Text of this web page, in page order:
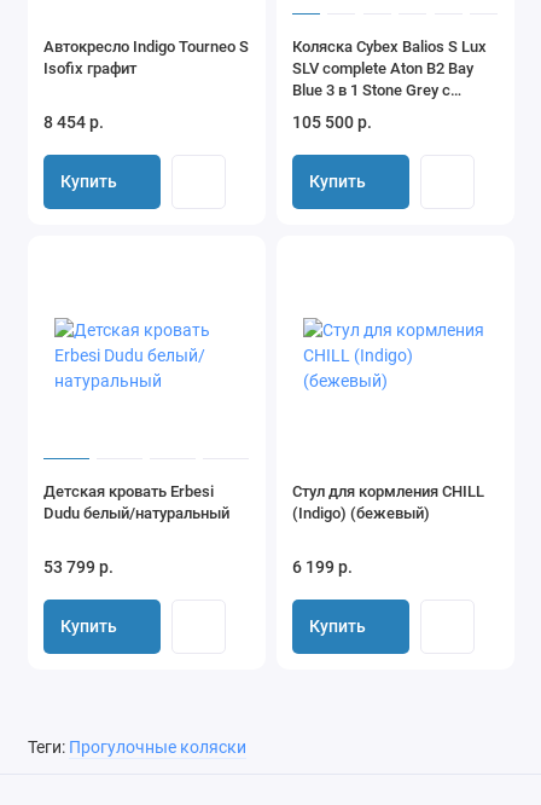
Автокресло Indigo Tourneo S
Isofix графит
8 454 р.
Купить
Коляска Cybex Balios S Lux
SLV complete Aton B2 Bay
Blue 3 в 1 Stone Grey с
105 500 р.
Купить
Детская кровать Erbesi
Dudu белый/натуральный
53 799 р.
Купить
Стул для кормления CHILL
(Indigo) (бежевый)
6 199 р.
Купить
Теги: Прогулочные коляски